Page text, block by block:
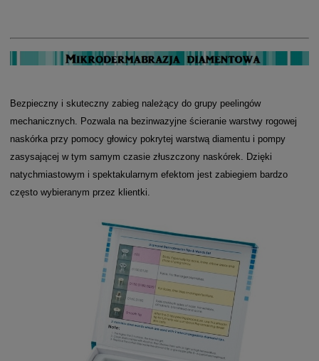
Bezpieczny i skuteczny zabieg należący do grupy peelingów
mechanicznych. Pozwala na bezinwazyjne ścieranie warstwy rogowej
naskórka przy pomocy głowicy pokrytej warstwą diamentu i pompy
zasysającej w tym samym czasie złuszczony naskórek. Dzięki
natychmiastowym i spektakularnym efektom jest zabiegiem bardzo
często wybieranym przez klientki.